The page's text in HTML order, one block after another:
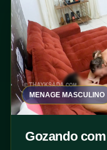
MENAGE MASCULINO
Gozando